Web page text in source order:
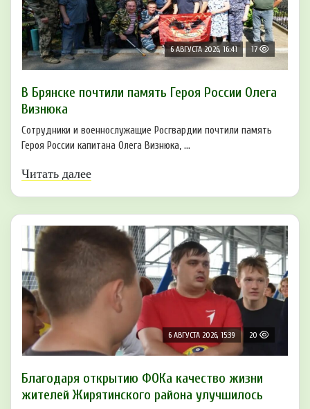
6 АВГУСТА 2026, 16:41 17
В Брянске почтили память Героя России Олега
Визнюка
Сотрудники и военнослужащие Росгвардии почтили память
Героя России капитана Олега Визнюка, ...
Читать далее
6 АВГУСТА 2026, 15:39 20
Благодаря открытию ФОКа качество жизни
жителей Жирятинского района улучшилось